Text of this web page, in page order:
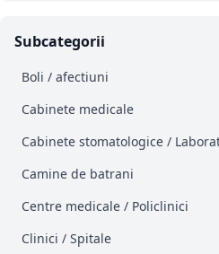
Subcategorii
Boli / afectiuni
Cabinete medicale
Cabinete stomatologice /
Camine de batrani
Centre medicale / Policlinici
Clinici / Spitale